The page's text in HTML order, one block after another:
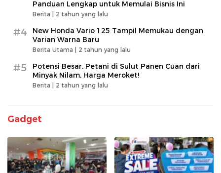
Panduan Lengkap untuk Memulai Bisnis Ini
Berita | 2 tahun yang lalu
#4
New Honda Vario 125 Tampil Memukau dengan
Varian Warna Baru
Berita Utama | 2 tahun yang lalu
#5
Potensi Besar, Petani di Sulut Panen Cuan dari
Minyak Nilam, Harga Meroket!
Berita | 2 tahun yang lalu
Gadget